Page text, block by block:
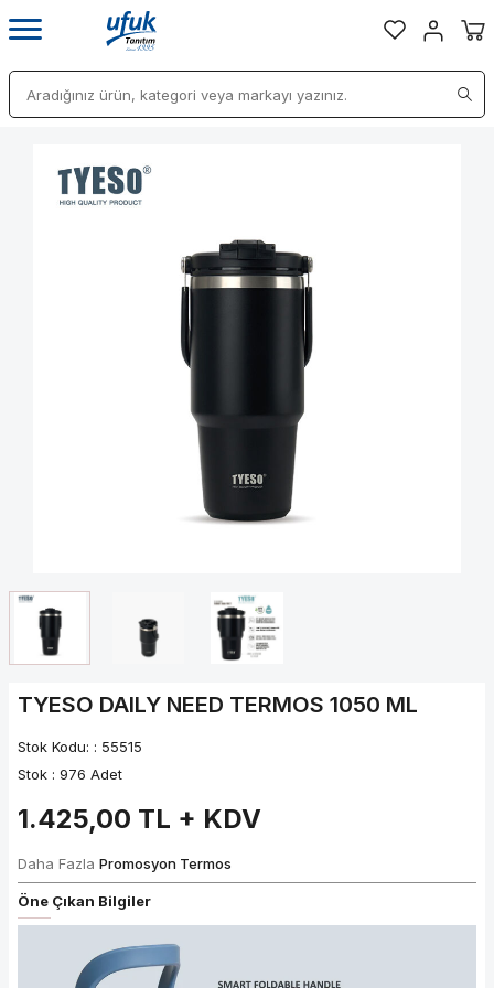
TYESO DAILY NEED TERMOS 1050 ML
Stok Kodu: : 55515
Stok : 976 Adet
1.425,00 TL + KDV
Daha Fazla Promosyon Termos
Öne Çıkan Bilgiler